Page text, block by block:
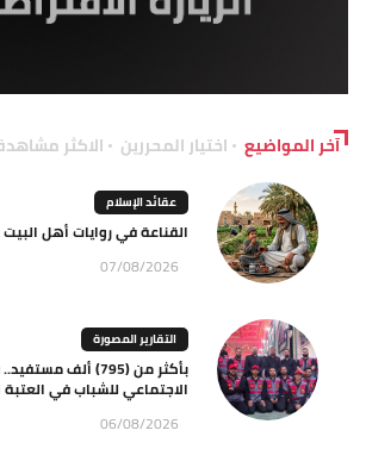
آخر المواضيع اختيار المحررين الاكثر
عقائد الإسلام
القناعة في روايات أهل
07/08/2026
التقارير المصورة
بأكثر من (795) ألف
الاجتماعي للشباب في
06/08/2026